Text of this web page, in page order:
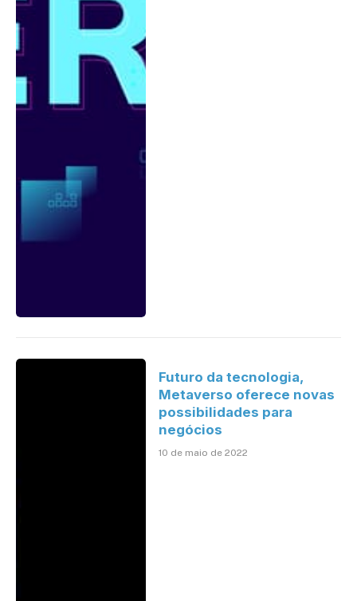
Futuro da tecnologia,
Metaverso oferece novas
possibilidades para
negócios
10 de maio de 2022